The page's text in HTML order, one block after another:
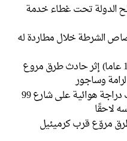
الدولة تحت غطاء خدمة
الشرطة خلال مطاردة له
مصرع الشاب رضا زايد حمود (19 عاما) إثر حادث طرق مروع
وساجور
حادث ضرب وهرب| إصابة راكب دراجة هوائية على شارع 99
لاحقًا
مروّع قرب كرميئيل